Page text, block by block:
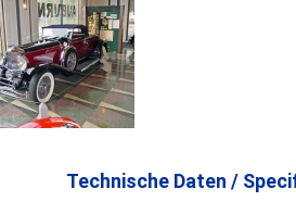
Technische Daten /